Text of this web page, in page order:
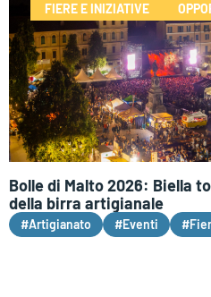
FIERE E INIZIATIVE
Bolle di Malto 2026: Biella
della birra artigianale
#Artigianato #Eventi